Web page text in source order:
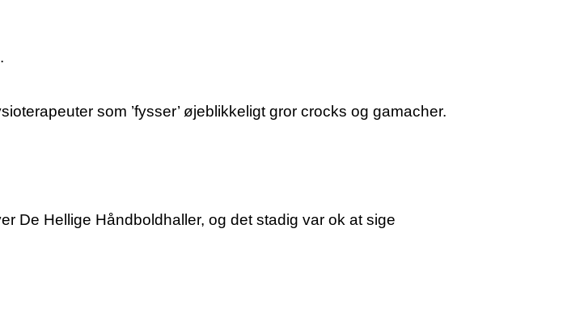
som ’fysser’ øjeblikkeligt gror crocks og gamacher.
De Hellige Håndboldhaller, og det stadig var ok at sige